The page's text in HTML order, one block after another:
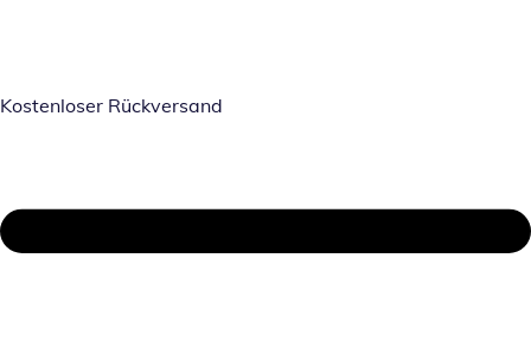
Kostenloser Rückversand